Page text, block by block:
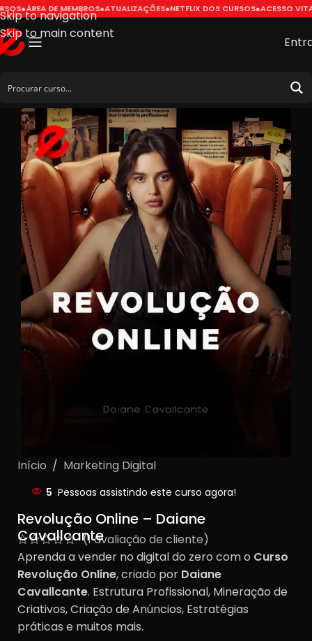
Skip to navigation
Skip to main content
●ÁREA DE MEMBROS●ATUALIZAÇÕES●NETFLIX DOS CURSOS●ACESSO
Início / Marketing Digital
5 Pessoas assistindo este curso agora!
Revolução Online – Daiane
Cavallcante
(1avaliação de cliente)
Aprenda a vender no digital do zero com o Curso
Revolução Online, criado por Daiane
Cavallcante. Estrutura Profissional, Mineração de
Criativos, Criação de Anúncios, Estratégias
práticas e muitos mais.